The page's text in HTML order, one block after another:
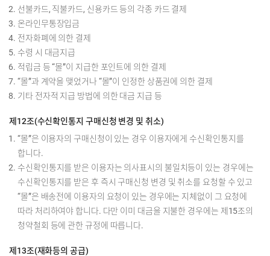
선불카드, 직불카드, 신용카드 등의 각종 카드 결제
온라인무통장입금
전자화폐에 의한 결제
수령 시 대금지급
적립금 등 “몰”이 지급한 포인트에 의한 결제
“몰”과 계약을 맺었거나 “몰”이 인정한 상품권에 의한 결제
기타 전자적 지급 방법에 의한 대금 지급 등
제12조(수신확인통지 구매신청 변경 및 취소)
“몰”은 이용자의 구매신청이 있는 경우 이용자에게 수신확인통지를
합니다.
수신확인통지를 받은 이용자는 의사표시의 불일치등이 있는 경우에는
수신확인통지를 받은 후 즉시 구매신청 변경 및 취소를 요청할 수 있고
“몰”은 배송전에 이용자의 요청이 있는 경우에는 지체없이 그 요청에
따라 처리하여야 합니다. 다만 이미 대금을 지불한 경우에는 제15조의
청약철회 등에 관한 규정에 따릅니다.
제13조(재화등의 공급)